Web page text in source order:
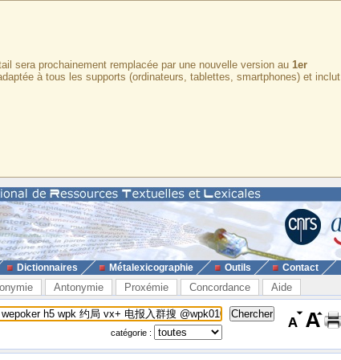
sera prochainement remplacée par une nouvelle version au 1er
à tous les supports (ordinateurs, tablettes, smartphones) et inclut
Dictionnaires Métalexicographie Outils Contact
Antonymie Proxémie Concordance Aide
catégorie :